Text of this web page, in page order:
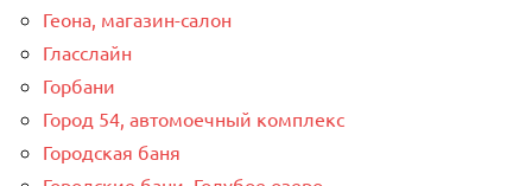
Геона, магазин-салон
Гласслайн
Горбани
Город 54, автомоечный комплекс
Городская баня